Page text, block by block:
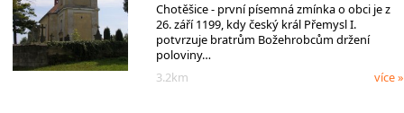
Chotěšice - první písemná zmínka o obci je z
26. září 1199, kdy český král Přemysl I.
potvrzuje bratrům Božehrobcům držení
poloviny…
3.2km
více »